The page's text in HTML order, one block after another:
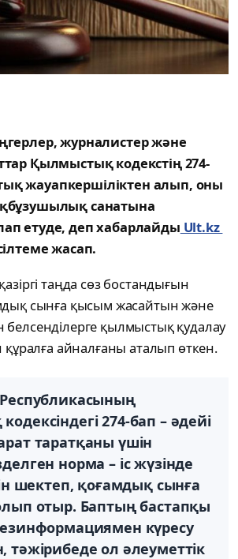
журналистер және
Қылмыстық кодекстің 274-
жауапкершіліктен алып, оны
санатына
етуде, деп хабарлайды Ult.kz
жасап.
таңда сөз бостандығын
сынға қысым жасайтын және
қылмыстық қудалау
құралға айналғаны аталып өткен.
274-бап – әдейі
таратқаны үшін
норма – іс жүзінде
шектеп, қоғамдық сынға
отыр. Баптың бастапқы
күресу
тәжірибеде ол әлеуметтік